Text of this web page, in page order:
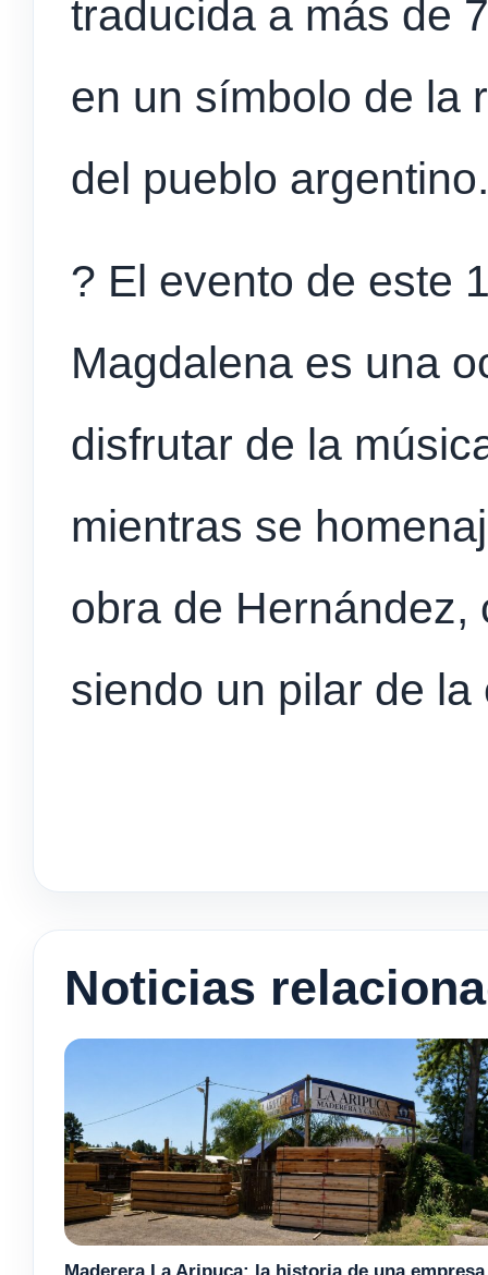
traducida a más de
en un símbolo de la
del pueblo argentino.
? El evento de este
Magdalena es una
disfrutar de la
mientras se
obra de
siendo un pilar de
Noticias